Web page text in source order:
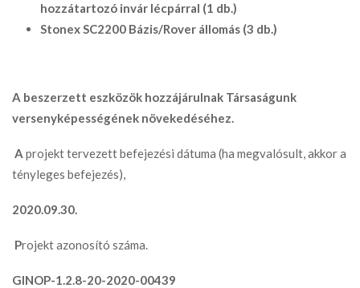
hozzátartozó invár lécpárral (1 db.)
Stonex SC2200 Bázis/Rover állomás (3 db.)
A beszerzett eszközök hozzájárulnak Társaságunk
versenyképességének növekedéséhez.
A projekt tervezett befejezési dátuma (ha megvalósult, akkor a
tényleges befejezés),
2020.09.30.
Projekt azonosító száma.
GINOP-1.2.8-20-2020-00439